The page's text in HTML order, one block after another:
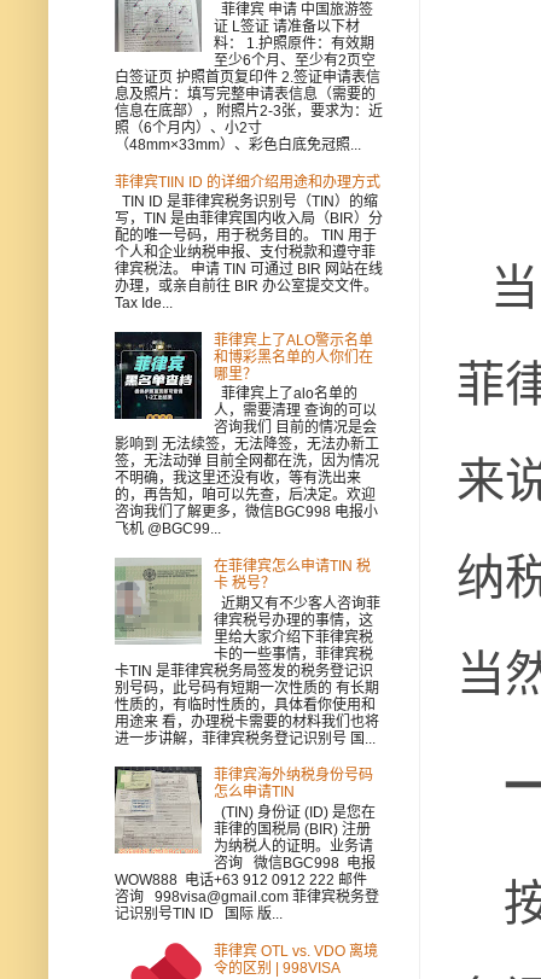
菲
来
纳
当
菲律宾 申请 中国旅游签
证 L签证 请准备以下材
料： 1.护照原件：有效期
至少6个月、至少有2页空
白签证页 护照首页复印件 2.签证申请表信
息及照片：填写完整申请表信息（需要的
信息在底部），附照片2-3张，要求为：近
照（6个月内）、小2寸
（48mm×33mm）、彩色白底免冠照...
菲律宾TIIN ID 的详细介绍用途和办理方式
TIN ID 是菲律宾税务识别号（TIN）的缩
写，TIN 是由菲律宾国内收入局（BIR）分
配的唯一号码，用于税务目的。 TIN 用于
个人和企业纳税申报、支付税款和遵守菲
律宾税法。 申请 TIN 可通过 BIR 网站在线
办理，或亲自前往 BIR 办公室提交文件。
Tax Ide...
菲律宾上了ALO警示名单
和博彩黑名单的人你们在
哪里？
菲律宾上了alo名单的
人，需要清理 查询的可以
咨询我们 目前的情况是会
影响到 无法续签，无法降签，无法办新工
签，无法动弹 目前全网都在洗，因为情况
不明确，我这里还没有收，等有洗出来
的，再告知，咱可以先查，后决定。欢迎
咨询我们了解更多，微信BGC998 电报小
飞机 @BGC99...
在菲律宾怎么申请TIN 税
卡 税号？
近期又有不少客人咨询菲
律宾税号办理的事情，这
里给大家介绍下菲律宾税
卡的一些事情，菲律宾税
卡TIN 是菲律宾税务局签发的税务登记识
别号码，此号码有短期一次性质的 有长期
性质的，有临时性质的，具体看你使用和
用途来 看，办理税卡需要的材料我们也将
进一步讲解，菲律宾税务登记识别号 国...
菲律宾海外纳税身份号码
怎么申请TIN
(TIN) 身份证 (ID) 是您在
菲律的国税局 (BIR) 注册
为纳税人的证明。业务请
咨询 微信BGC998 电报
WOW888 电话+63 912 0912 222 邮件
咨询 998visa@gmail.com 菲律宾税务登
记识别号TIN ID 国际 版...
菲律宾 OTL vs. VDO 离境
令的区别 | 998VISA